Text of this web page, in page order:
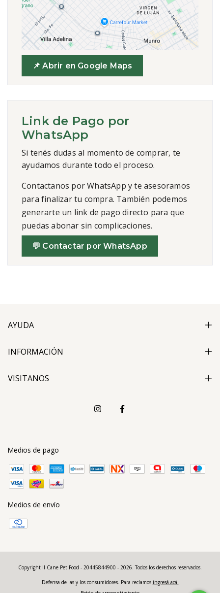
📌 Abrir en Google Maps
Link de Pago por
WhatsApp
Si tenés dudas al momento de comprar, te
ayudamos durante todo el proceso.
Contactanos por WhatsApp y te asesoramos
para finalizar tu compra. También podemos
generarte un link de pago directo para que
puedas abonar sin complicaciones.
💬 Contactar por WhatsApp
AYUDA
INFORMACIÓN
VISITANOS
Medios de pago
Medios de envío
Copyright Il Cane Pet Food - 20445844900 - 2026. Todos los derechos reservados.
Defensa de las y los consumidores. Para reclamos ingresá acá.